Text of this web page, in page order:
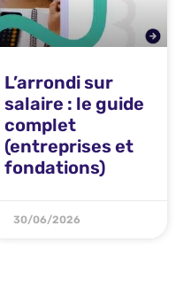
L’arrondi sur
salaire : le guide
complet
(entreprises et
fondations)
30/06/2026